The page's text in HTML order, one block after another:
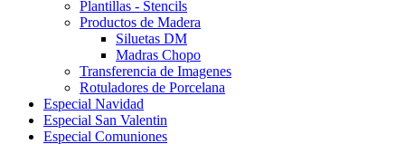
Plantillas - Stencils
Productos de Madera
Siluetas DM
Madras Chopo
Transferencia de Imagenes
Rotuladores de Porcelana
Especial Navidad
Especial San Valentin
Especial Comuniones